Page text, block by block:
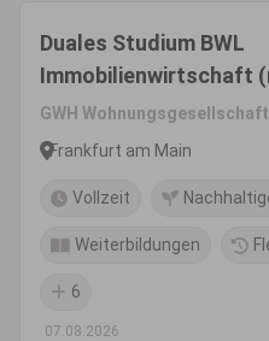
Duales Studium BWL
Immobilienwirtschaft
GWH
Frankfurt am Main
Vollzeit
Weiterbildungen
6
07.08.2026